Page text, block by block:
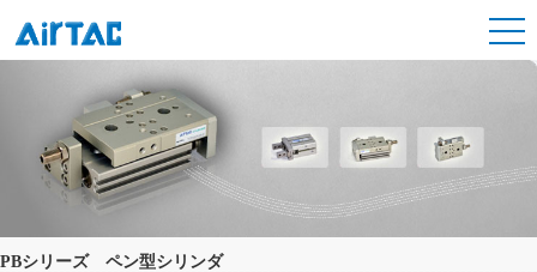
PBシリーズ ペン型シリンダ